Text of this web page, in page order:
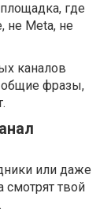
где
не Meta, не
каналов
общие фразы,
или даже
смотрят твой